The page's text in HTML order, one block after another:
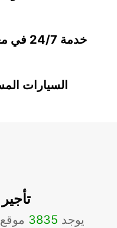
خدمة 24/7 في معظم المطارات الرئيسية
السيارات
يوجد 3835